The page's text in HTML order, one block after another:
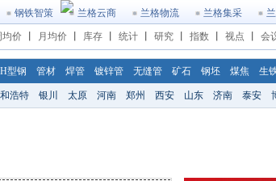
钢铁智策 兰格云商 兰格物流 兰格集采
均价 月均价 库存 统计 研究 指数 视点 会
H型钢 管材 焊管 镀锌管 无缝管 矿石 钢坯 煤焦 生
浩特 银川 太原 河南 郑州 西安 山东 济南 泰安